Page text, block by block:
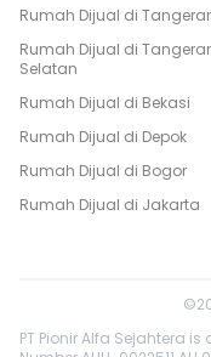
Rumah Dijual di
Rumah Dijual di
Selatan
Rumah Dijual di Bekasi
Rumah Dijual di Depok
Rumah Dijual di Bogor
Rumah Dijual di Jakarta
©
PT Pionir Alfa Sejahtera